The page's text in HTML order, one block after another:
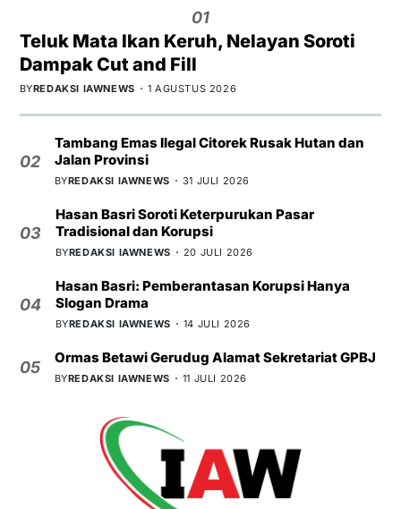
01
Teluk Mata Ikan Keruh, Nelayan Soroti
Dampak Cut and Fill
BYREDAKSI IAWNEWS 1 AGUSTUS 2026
02
Tambang Emas Ilegal Citorek Rusak Hutan dan
Jalan Provinsi
BYREDAKSI IAWNEWS 31 JULI 2026
03
Hasan Basri Soroti Keterpurukan Pasar
Tradisional dan Korupsi
BYREDAKSI IAWNEWS 20 JULI 2026
04
Hasan Basri: Pemberantasan Korupsi Hanya
Slogan Drama
BYREDAKSI IAWNEWS 14 JULI 2026
05
Ormas Betawi Gerudug Alamat Sekretariat GPBJ
BYREDAKSI IAWNEWS 11 JULI 2026